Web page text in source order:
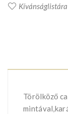
Kívánságlistára
Törölköző